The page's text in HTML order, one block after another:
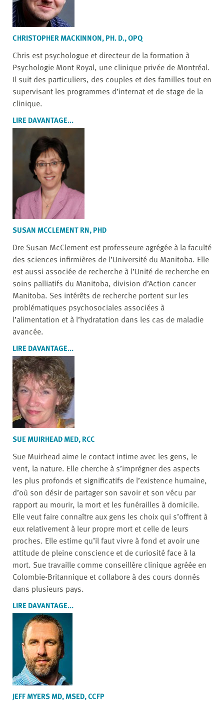
CHRISTOPHER MACKINNON, PH. D., OPQ
Chris est psychologue et directeur de la formation à
Psychologie Mont Royal, une clinique privée de Montréal.
Il suit des particuliers, des couples et des familles tout en
supervisant les programmes d’internat et de stage de la
clinique.
LIRE DAVANTAGE...
SUSAN MCCLEMENT RN, PHD
Dre Susan McClement est professeure agrégée à la faculté
des sciences infirmières de l’Université du Manitoba. Elle
est aussi associée de recherche à l’Unité de recherche en
soins palliatifs du Manitoba, division d’Action cancer
Manitoba. Ses intérêts de recherche portent sur les
problématiques psychosociales associées à
l’alimentation et à l’hydratation dans les cas de maladie
avancée.
LIRE DAVANTAGE...
SUE MUIRHEAD MED, RCC
Sue Muirhead aime le contact intime avec les gens, le
vent, la nature. Elle cherche à s’imprégner des aspects
les plus profonds et significatifs de l’existence humaine,
d’où son désir de partager son savoir et son vécu par
rapport au mourir, la mort et les funérailles à domicile.
Elle veut faire connaître aux gens les choix qui s’offrent à
eux relativement à leur propre mort et celle de leurs
proches. Elle estime qu’il faut vivre à fond et avoir une
attitude de pleine conscience et de curiosité face à la
mort. Sue travaille comme conseillère clinique agréée en
Colombie-Britannique et collabore à des cours donnés
dans plusieurs pays.
LIRE DAVANTAGE...
JEFF MYERS MD, MSED, CCFP